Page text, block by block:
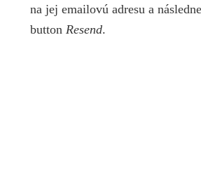
na jej emailovú adresu a
button Resend.